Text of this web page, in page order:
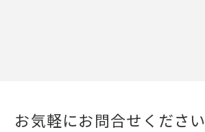
お気軽にお問合せください